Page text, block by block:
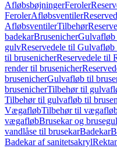
AfløbsbøjningerFeroler
FerolerAfløbsventiler
AfløbsventilerTilbehør
badekarBrusenicherGulvafløb
gulvReservedele til
til brusenicherReservedele til
render til brusenicher
brusenicherGulvafløb til
brusenicherTilbehør til
Tilbehør til gulvafløb til
VægafløbTilbehør til
vægafløbBrusekar og
vandlåse til brusekarBadekar
Badekar af sanitetsakryl